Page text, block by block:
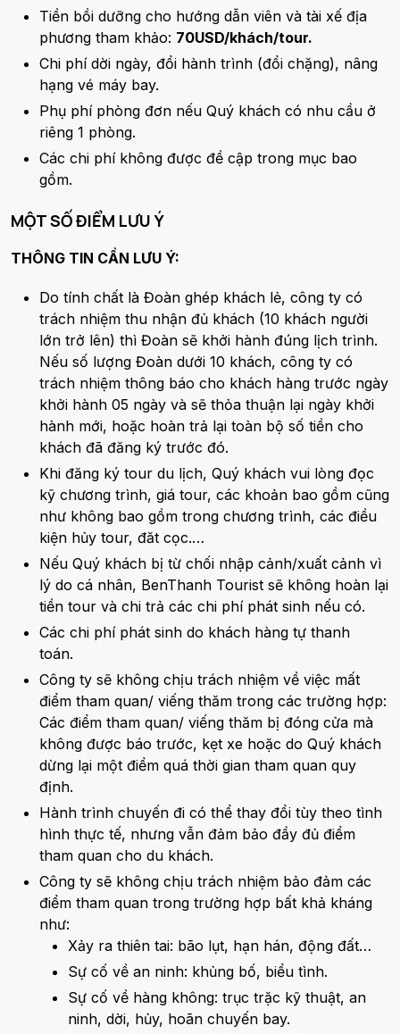
Tiền bồi dưỡng cho hướng dẫn viên và tài xế địa
phương tham khảo: 70USD/khách/tour.
Chi phí dời ngày, đổi hành trình (đổi chặng), nâng
hạng vé máy bay.
Phụ phí phòng đơn nếu Quý khách có nhu cầu ở
riêng 1 phòng.
Các chi phí không được đề cập trong mục bao
gồm.
MỘT SỐ ĐIỂM LƯU Ý
THÔNG TIN CẦN LƯU Ý:
Do tính chất là Đoàn ghép khách lẻ, công ty có
trách nhiệm thu nhận đủ khách (10 khách người
lớn trở lên) thì Đoàn sẽ khởi hành đúng lịch trình.
Nếu số lượng Đoàn dưới 10 khách, công ty có
trách nhiệm thông báo cho khách hàng trước ngày
khởi hành 05 ngày và sẽ thỏa thuận lại ngày khởi
hành mới, hoặc hoàn trả lại toàn bộ số tiền cho
khách đã đăng ký trước đó.
Khi đăng ký tour du lịch, Quý khách vui lòng đọc
kỹ chương trình, giá tour, các khoản bao gồm cũng
như không bao gồm trong chương trình, các điều
kiện hủy tour, đăt cọc.…
Nếu Quý khách bị từ chối nhập cảnh/xuất cảnh vì
lý do cá nhân, BenThanh Tourist sẽ không hoàn lại
tiền tour và chi trả các chi phí phát sinh nếu có.
Các chi phí phát sinh do khách hàng tự thanh
toán.
Công ty sẽ không chịu trách nhiệm về việc mất
điểm tham quan/ viếng thăm trong các trường hợp:
Các điểm tham quan/ viếng thăm bị đóng cửa mà
không được báo trước, kẹt xe hoặc do Quý khách
dừng lại một điểm quá thời gian tham quan quy
định.
Hành trình chuyến đi có thể thay đổi tùy theo tình
hình thực tế, nhưng vẫn đảm bảo đầy đủ điểm
tham quan cho du khách.
Công ty sẽ không chịu trách nhiệm bảo đảm các
điểm tham quan trong trường hợp bất khả kháng
như:
Xảy ra thiên tai: bão lụt, hạn hán, động đất…
Sự cố về an ninh: khủng bố, biểu tình.
Sự cố về hàng không: trục trặc kỹ thuật, an
ninh, dời, hủy, hoãn chuyến bay.